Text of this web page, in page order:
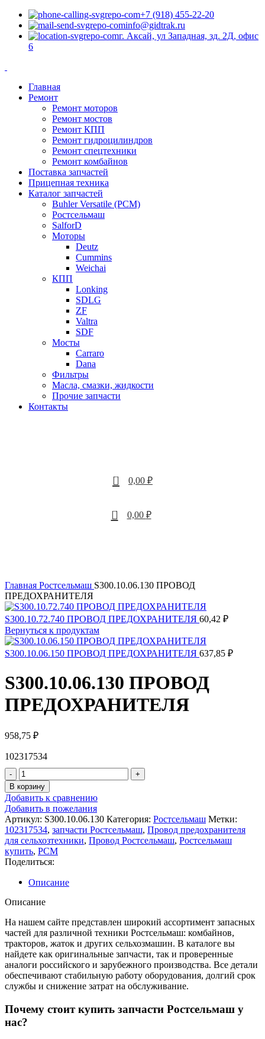
+7 (918) 455-22-20
info@gidtrak.ru
г. Аксай, ул Западная, зд. 2Д, офис
6
Главная
Ремонт
Ремонт моторов
Ремонт мостов
Ремонт КПП
Ремонт гидроцилиндров
Ремонт спецтехники
Ремонт комбайнов
Поставка запчастей
Прицепная техника
Каталог запчастей
Buhler Versatile (РСМ)
Ростсельмаш
SalforD
Моторы
Deutz
Cummins
Weichai
КПП
Lonking
SDLG
ZF
Valtra
SDF
Мосты
Carraro
Dana
Фильтры
Масла, смазки, жидкости
Прочие запчасти
Контакты
0 0,00 ₽
0 0,00 ₽
Главная Ростсельмаш S300.10.06.130 ПРОВОД
ПРЕДОХРАНИТЕЛЯ
S300.10.72.740 ПРОВОД ПРЕДОХРАНИТЕЛЯ 60,42 ₽
Вернуться к продуктам
S300.10.06.150 ПРОВОД ПРЕДОХРАНИТЕЛЯ 637,85 ₽
S300.10.06.130 ПРОВОД
ПРЕДОХРАНИТЕЛЯ
958,75 ₽
102317534
Количество
товара
S300.10.06.130
ПРОВОД
ПРЕДОХРАНИТЕЛЯ
В корзину
Добавить к сравнению
Добавить в пожелания
Артикул: S300.10.06.130 Категория: Ростсельмаш Метки:
102317534, запчасти Ростсельмаш, Провод предохранителя
для сельхозтехники, Провод Ростсельмаш, Ростсельмаш
купить, РСМ
Поделиться:
Описание
Описание
На нашем сайте представлен широкий ассортимент запасных
частей для различной техники Ростсельмаш: комбайнов,
тракторов, жаток и других сельхозмашин. В каталоге вы
найдете как оригинальные запчасти, так и проверенные
аналоги российского и зарубежного производства. Все детали
обеспечивают стабильную работу оборудования, долгий срок
службы и снижение затрат на обслуживание.
Почему стоит купить запчасти Ростсельмаш у
нас?